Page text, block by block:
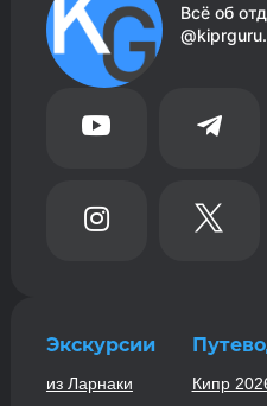
Всё об
 
 
Экскурсии
из Ларнаки Кипр